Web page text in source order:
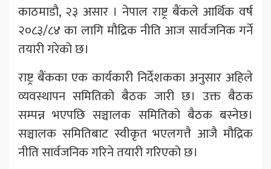
काठमाडौ, २३ असार । नेपाल राष्ट्र बैंकले आर्थिक वर्ष
२०८३/८४ का लागि मौद्रिक नीति आज सार्वजनिक गर्ने
तयारी गरेको छ।
राष्ट्र बैंकका एक कार्यकारी निर्देशकका अनुसार अहिले
व्यवस्थापन समितिको बैठक जारी छ। उक्त बैठक
सम्पन्न भएपछि सञ्चालक समितिको बैठक बस्नेछ।
सञ्चालक समितिबाट स्वीकृत भएलगत्तै आजै मौद्रिक
नीति सार्वजनिक गरिने तयारी गरिएको छ।